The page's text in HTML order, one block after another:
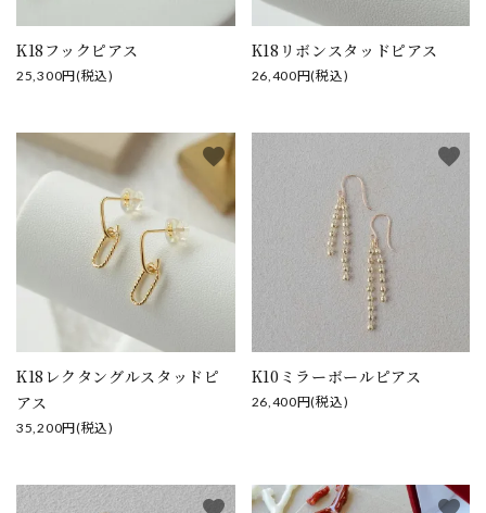
K18フックピアス
25,300円(税込)
K18リボンスタッドピアス
26,400円(税込)
K18レクタングルスタッドピ
アス
35,200円(税込)
favorite
K10ミラーボールピアス
26,400円(税込)
favorite
カテゴリー